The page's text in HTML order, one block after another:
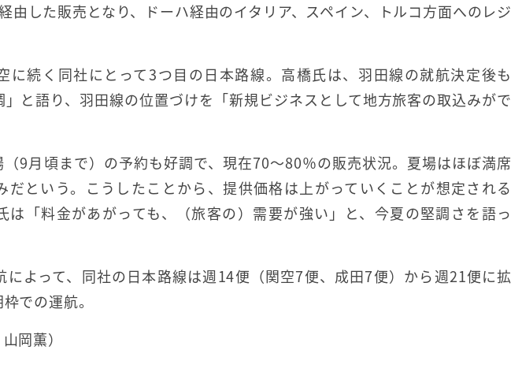
由した販売となり、ドーハ経由のイタリア、スペイン、トルコ方面へのレジ
に続く同社にとって3つ目の日本路線。高橋氏は、羽田線の就航決定後も
」と語り、羽田線の位置づけを「新規ビジネスとして地方旅客の取込みがで
9月頃まで）の予約も好調で、現在70～80％の販売状況。夏場はほぼ満席
だという。こうしたことから、提供価格は上がっていくことが想定される
は「料金があがっても、（旅客の）需要が強い」と、今夏の堅調さを語っ
によって、同社の日本路線は週14便（関空7便、成田7便）から週21便に拡
での運航。
岡薫）